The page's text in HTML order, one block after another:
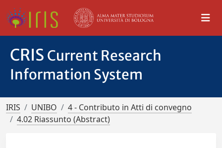
CRIS Current Research
Information System
IRIS UNIBO
4 - Contributo in Atti di convegno
4.02 Riassunto (Abstract)